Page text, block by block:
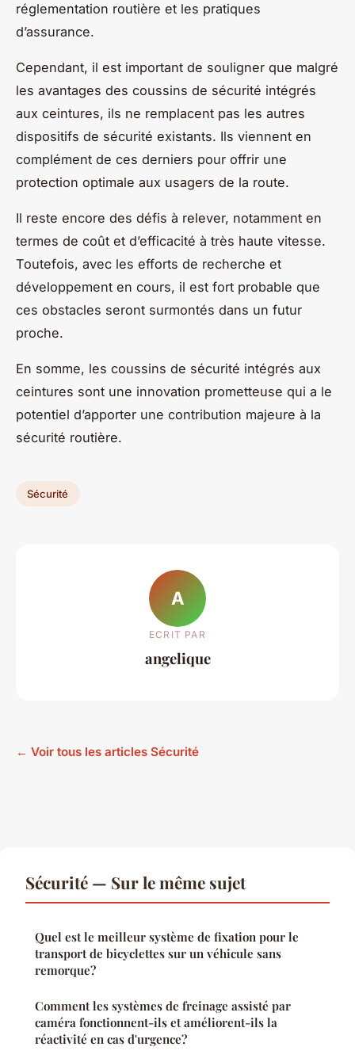
réglementation routière et les pratiques
d’assurance.
Cependant, il est important de souligner que malgré
les avantages des coussins de sécurité intégrés
aux ceintures, ils ne remplacent pas les autres
dispositifs de sécurité existants. Ils viennent en
complément de ces derniers pour offrir une
protection optimale aux usagers de la route.
Il reste encore des défis à relever, notamment en
termes de coût et d’efficacité à très haute vitesse.
Toutefois, avec les efforts de recherche et
développement en cours, il est fort probable que
ces obstacles seront surmontés dans un futur
proche.
En somme, les coussins de sécurité intégrés aux
ceintures sont une innovation prometteuse qui a le
potentiel d’apporter une contribution majeure à la
sécurité routière.
Sécurité
A
ECRIT PAR
angelique
← Voir tous les articles Sécurité
Sécurité — Sur le même sujet
Quel est le meilleur système de fixation pour le
transport de bicyclettes sur un véhicule sans
remorque?
Comment les systèmes de freinage assisté par
caméra fonctionnent-ils et améliorent-ils la
réactivité en cas d'urgence?